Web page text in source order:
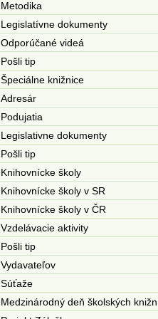
Metodika
Legislatívne dokumenty
Odporúčané videá
Pošli tip
Špeciálne knižnice
Adresár
Podujatia
Legislativne dokumenty
Pošli tip
Knihovnícke školy
Knihovnícke školy v SR
Knihovnícke školy v ČR
Vzdelávacie aktivity
Pošli tip
Vydavateľov
Súťaže
Medzinárodný deň školských